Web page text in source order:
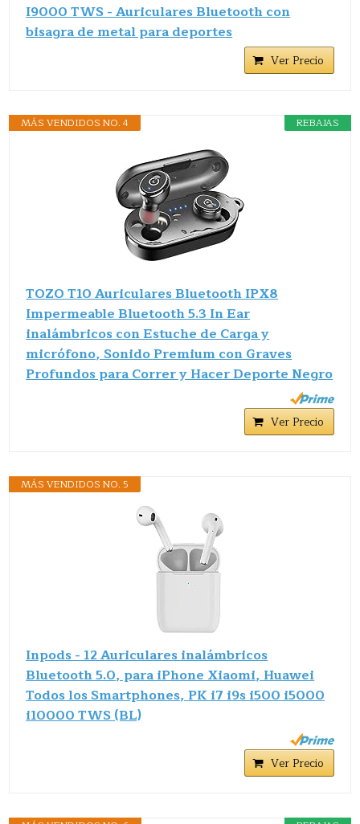
I9000 TWS - Auriculares Bluetooth con
bisagra de metal para deportes
Ver Precio
REBAJAS
MÁS VENDIDOS NO. 4
TOZO T10 Auriculares Bluetooth IPX8
Impermeable Bluetooth 5.3 In Ear
inalámbricos con Estuche de Carga y
micrófono, Sonido Premium con Graves
Profundos para Correr y Hacer Deporte Negro
Ver Precio
MÁS VENDIDOS NO. 5
Inpods - 12 Auriculares inalámbricos
Bluetooth 5.0, para iPhone Xiaomi, Huawei
Todos los Smartphones, PK i7 i9s i500 i5000
i10000 TWS (BL)
Ver Precio